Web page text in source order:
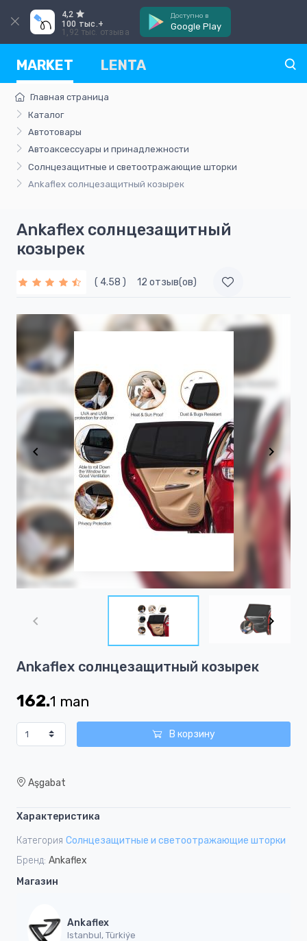
4,2
100 тыс.+
1,92 тыс. отзыва
Доступно в
Google Play
MARKET LENTA
Главная страница
Каталог
Автотовары
Автоаксессуары и принадлежности
Солнцезащитные и светоотражающие шторки
Ankaflex солнцезащитный козырек
Ankaflex солнцезащитный
козырек
( 4.58 ) 12 отзыв(ов)
1
8
Ankaflex солнцезащитный козырек
162.1 man
В корзину
Aşgabat
Характеристика
Категория Солнцезащитные и светоотражающие шторки
Бренд: Ankaflex
Магазин
Ankaflex
Istanbul, Türkiýe